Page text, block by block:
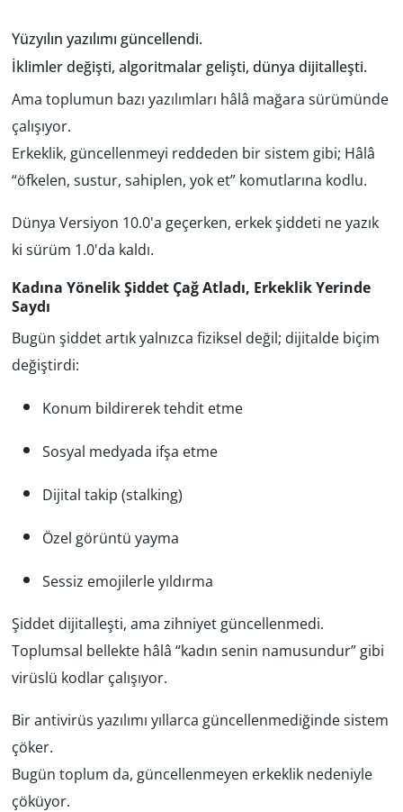
Yüzyılın yazılımı güncellendi.
İklimler değişti, algoritmalar gelişti, dünya dijitalleşti.
Ama toplumun bazı yazılımları hâlâ mağara sürümünde
çalışıyor.
Erkeklik, güncellenmeyi reddeden bir sistem gibi; Hâlâ
“öfkelen, sustur, sahiplen, yok et”komutlarına kodlu.
Dünya Versiyon 10.0'a geçerken, erkek şiddeti ne yazık
ki sürüm 1.0'da kaldı.
Kadına Yönelik Şiddet Çağ Atladı, Erkeklik Yerinde
Saydı
Bugün şiddet artık yalnızca fiziksel değil; dijitalde biçim
değiştirdi:
Konum bildirerek tehdit etme
Sosyal medyada ifşa etme
Dijital takip (stalking)
Özel görüntü yayma
Sessiz emojilerle yıldırma
Şiddet dijitalleşti, ama zihniyet güncellenmedi.
Toplumsal bellekte hâlâ “kadın senin namusundur” gibi
virüslü kodlar çalışıyor.
Bir antivirüs yazılımı yıllarca güncellenmediğinde sistem
çöker.
Bugün toplum da, güncellenmeyen erkeklik nedeniyle
çöküyor.
HABERDE İNSAN
MAGAZİN
POLİTİKA
RESMİ İLANLAR
SİYASET
SPOR
Yerel